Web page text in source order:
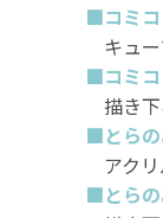
■コミコ
キュー
■コミコ
描き下
■とら
アクリ
■とら